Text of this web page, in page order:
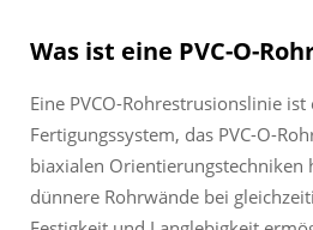
Was ist eine PVC-O-
Eine PVCO-Rohrestrusionslinie
Fertigungssystem, das PVC-O-
biaxialen Orientierungstechniken
dünnere Rohrwände bei